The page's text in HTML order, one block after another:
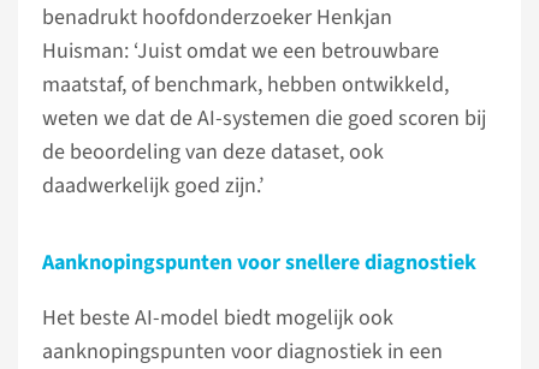
benadrukt hoofdonderzoeker Henkjan
Huisman: ‘Juist omdat we een betrouwbare
maatstaf, of benchmark, hebben ontwikkeld,
weten we dat de AI-systemen die goed scoren bij
de beoordeling van deze dataset, ook
daadwerkelijk goed zijn.’
Aanknopingspunten voor snellere diagnostiek
Het beste AI-model biedt mogelijk ook
aanknopingspunten voor diagnostiek in een